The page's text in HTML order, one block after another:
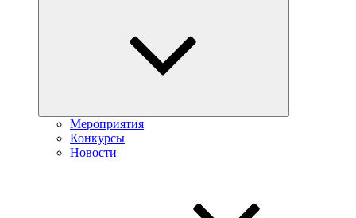
Мероприятия
Конкурсы
Новости